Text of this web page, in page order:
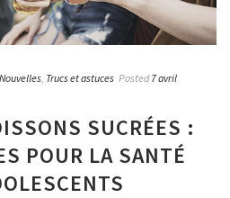
Nouvelles Trucs et astuces Posted 7 avril
SUCRÉES :
POUR LA SANTÉ